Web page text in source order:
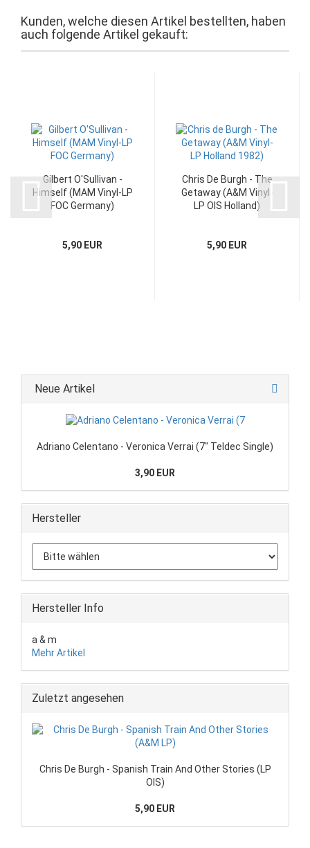
Kunden, welche diesen Artikel bestellten, haben
auch folgende Artikel gekauft:
Gilbert O'Sullivan -
Himself (MAM Vinyl-LP
FOC Germany)
5,90 EUR
Chris De Burgh - The
Getaway (A&M Vinyl-
LP OIS Holland)
5,90 EUR
Neue Artikel
Adriano Celentano - Veronica Verrai (7" Teldec Single)
3,90 EUR
Hersteller
Hersteller Info
a & m
Mehr Artikel
Zuletzt angesehen
Chris De Burgh - Spanish Train And Other Stories (LP
OIS)
5,90 EUR